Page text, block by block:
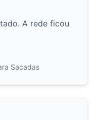
A rede ficou
Sacadas